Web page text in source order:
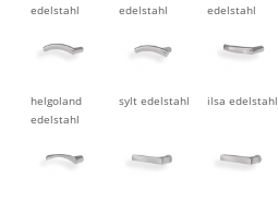
edelstahl
edelstahl
edelstahl
helgoland
edelstahl
sylt edelstahl ilsa edelstahl